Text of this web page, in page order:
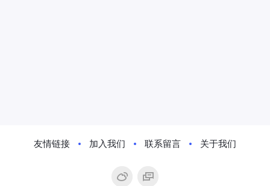
友情链接 加入我们 联系留言 关于我们